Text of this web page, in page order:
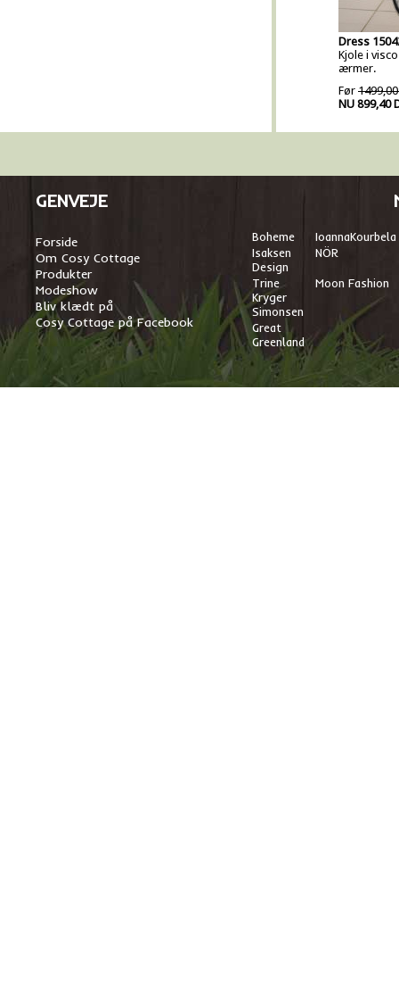
Dress
Kjole i
ærmer.
Før 1499,00
NU 899,40
GENVEJE
Forside
Om Cosy Cottage
Produkter
Modeshow
Bliv klædt på
Cosy Cottage på Facebook
Boheme IoannaKourbela
Isaksen
Design
NÖR
Trine
Kryger
Simonsen
Moon Fashion
Great
Greenland